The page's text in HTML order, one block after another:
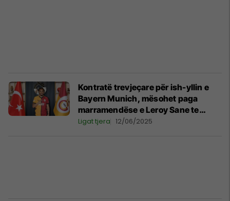
Kontratë trevjeçare për ish-yllin e
Bayern Munich, mësohet paga
marramendëse e Leroy Sane te
Galatasaray
Ligat tjera 12/06/2025